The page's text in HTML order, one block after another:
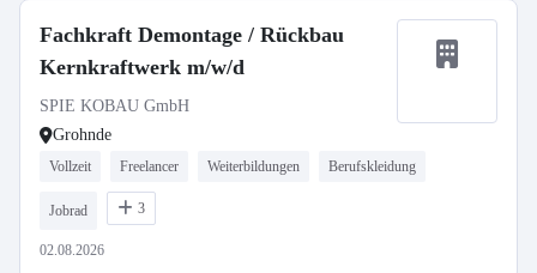
Fachkraft Demontage / Rückbau
Kernkraftwerk m/w/d
SPIE KOBAU GmbH
Grohnde
Vollzeit Freelancer Weiterbildungen Berufskleidung
Jobrad 3
02.08.2026